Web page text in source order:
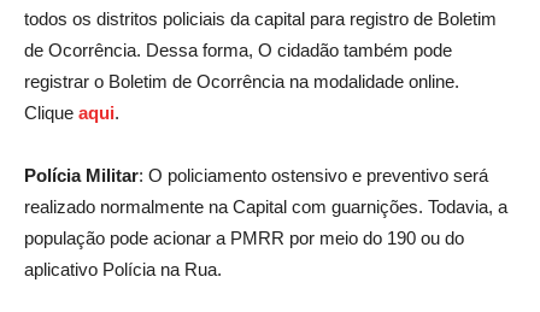
todos os distritos policiais da capital para registro de Boletim
de Ocorrência. Dessa forma, O cidadão também pode
registrar o Boletim de Ocorrência na modalidade online.
Clique aqui.
Polícia Militar: O policiamento ostensivo e preventivo será
realizado normalmente na Capital com guarnições. Todavia, a
população pode acionar a PMRR por meio do 190 ou do
aplicativo Polícia na Rua.